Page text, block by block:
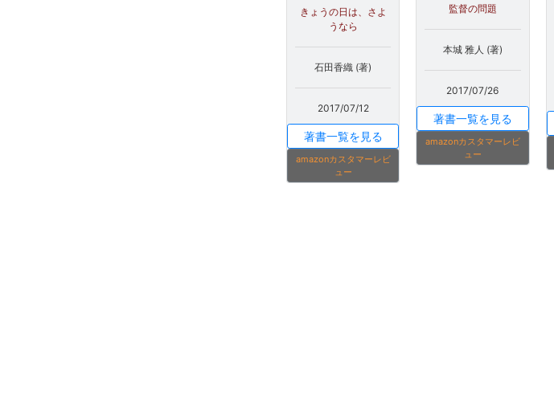
きょうの日は、さよ
うなら
石田香織 (著)
2017/07/12
著書一覧を見る
amazonカスタマーレビ
ュー
監督の問題
本城 雅人 (著)
2017/07/26
著書一覧を見る
amazonカスタマーレビ
ュー